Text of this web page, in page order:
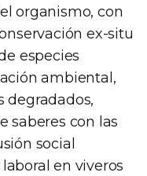
organismo, con
ex-situ
especies
ambiental,
degradados,
saberes con las
social
en viveros